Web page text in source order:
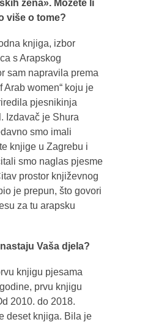
žena». Možete li
više o tome?
knjiga, izbor
s Arapskog
sam napravila prema
Arab women“ koju je
pjesnikinja
Izdavač je Shura
smo imali
knjige u Zagrebu i
smo naglas pjesme
prostor književnog
je prepun, što govori
za tu arapsku
Vaša djela?
knjigu pjesama
prvu knjigu
2010. do 2018.
deset knjiga. Bila je